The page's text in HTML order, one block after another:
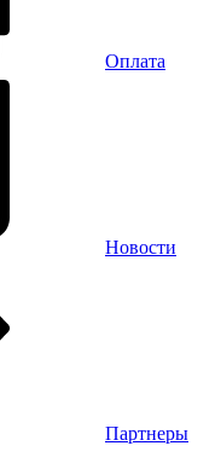
Оплата
Новости
Партнеры